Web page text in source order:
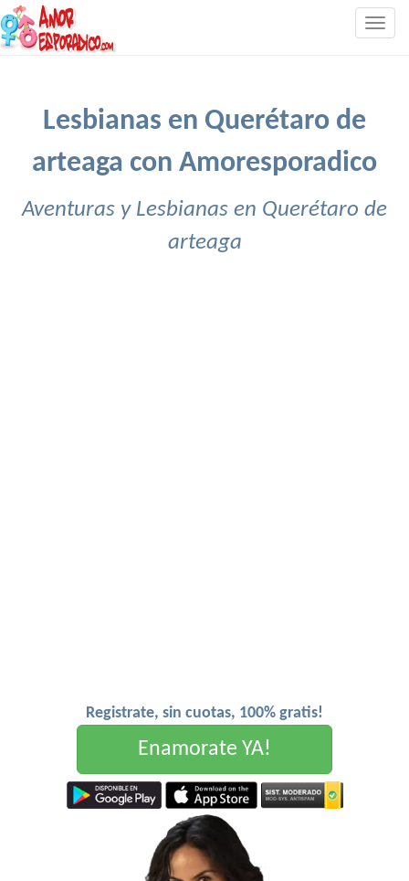
Lesbianas en Querétaro de
arteaga con Amoresporadico
Aventuras y Lesbianas en Querétaro de
arteaga
Registrate, sin cuotas, 100% gratis!
Enamorate YA!